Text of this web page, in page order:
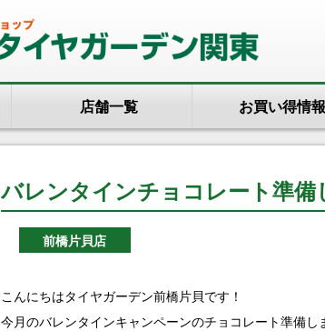
店舗一覧 お買い得情報
バレンタインチョコレート準
前橋片貝店
こんにちはタイヤガーデン前橋片貝です！
今月のバレンタインキャンペーンのチョコレート準備し